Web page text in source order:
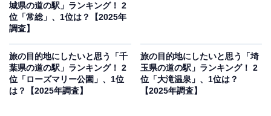
ソフトクリーム、乳製品を買いたいから、牧場にも行っ
てみたいから」（50代女性／奈良県）、「牧場だと食べ
しめそうだから」（40代女性／埼玉県）といった声が集
まりました。
城県の道の駅」ランキング！ 2
位「常総」、1位は？【2025年
調査】
旅の目的地にしたいと思う「千
葉県の道の駅」ランキング！ 2
位「ローズマリー公園」、1位
は？【2025年調査】
旅の目的地にしたいと思う「埼
玉県の道の駅」ランキング！ 2
位「大滝温泉」、1位は？
【2025年調査】